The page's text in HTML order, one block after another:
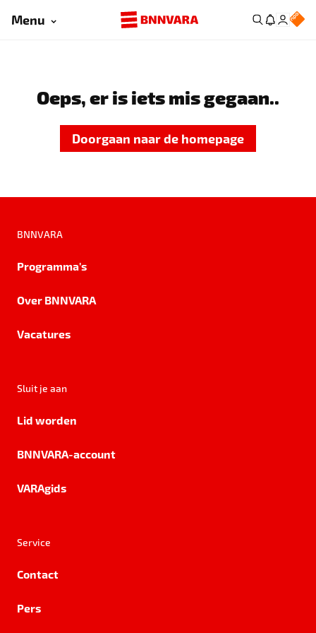
Menu
Oeps, er is iets mis gegaan..
Doorgaan naar de homepage
BNNVARA
Programma's
Over BNNVARA
Vacatures
Sluit je aan
Lid worden
BNNVARA-account
VARAgids
Service
Contact
Pers